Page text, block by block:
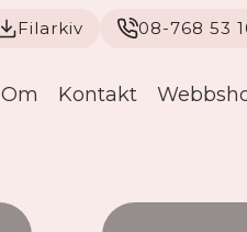
Filarkiv 08-768 53
Om Kontakt